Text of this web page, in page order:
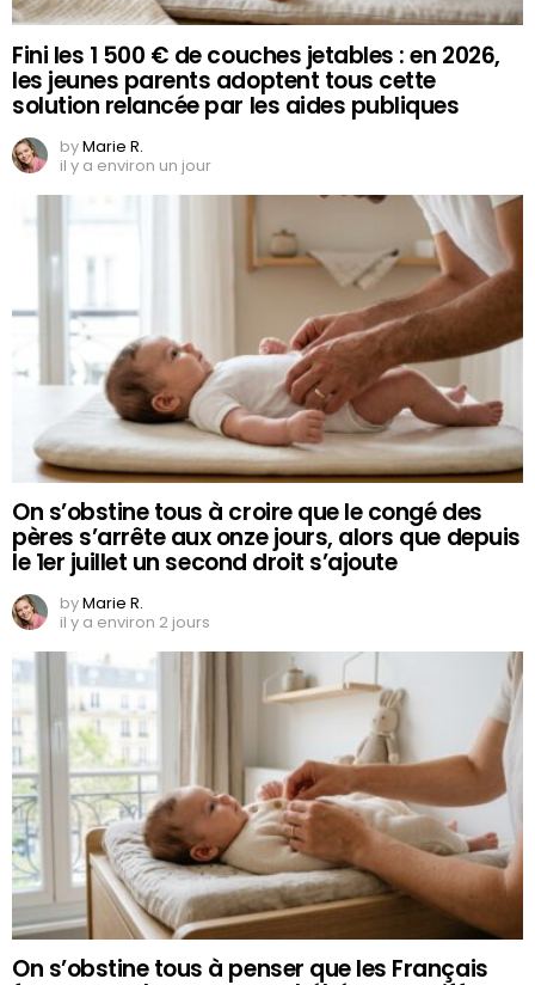
Fini les 1 500 € de couches jetables : en 2026,
les jeunes parents adoptent tous cette
solution relancée par les aides publiques
byMarie R.
il y a environ un jour
On s’obstine tous à croire que le congé des
pères s’arrête aux onze jours, alors que depuis
le 1er juillet un second droit s’ajoute
byMarie R.
il y a environ 2 jours
On s’obstine tous à penser que les Français